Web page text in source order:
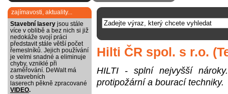
zajímavosti, aktuality...
Stavební lasery jsou stále
více v oblibě a bez nich si již
nedokáže svojí práci
představit stále větší počet
řemeslníků. Jejich používání
je velmi snadné a eliminuje
chyby, vzniklé při
zaměřování. DeWalt má
o stavebních
laserech pěkně zpracované
VIDEO.
Hilti ČR spol. s r.o.
HILTI - splní nejvyšší
protipožární a bourací techniky.